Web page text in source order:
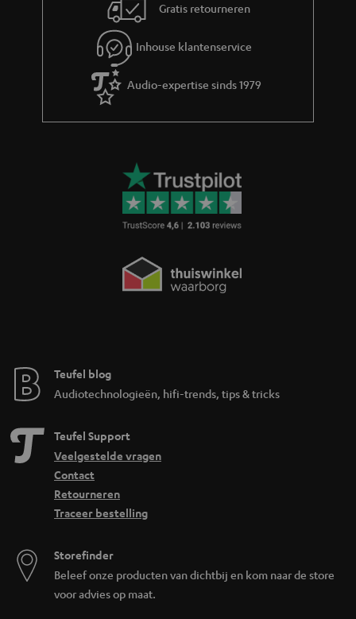
Gratis retourneren
Inhouse klantenservice
Audio-expertise sinds 1979
Teufel blog
Audiotechnologieën, hifi-trends, tips & tricks
Teufel Support
Veelgestelde vragen
Contact
Retourneren
Traceer bestelling
Storefinder
Beleef onze producten van dichtbij en kom naar de store
voor advies op maat.